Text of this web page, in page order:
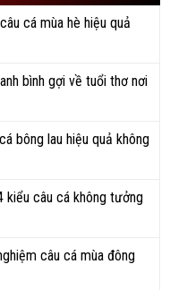
tiết kiệm thời gian.
thuật câu, cũng như
câu đầy vui thú.
cá mùa hè hiệu quả
bình gợi về tuổi thơ nơi
bông lau hiệu quả không
câu cá không tưởng
câu cá mùa đông